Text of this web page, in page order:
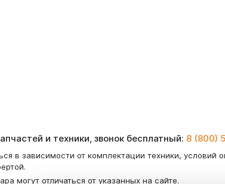
и техники, звонок бесплатный: 8 (800)
в зависимости от комплектации техники, условий
могут отличаться от указанных на сайте.